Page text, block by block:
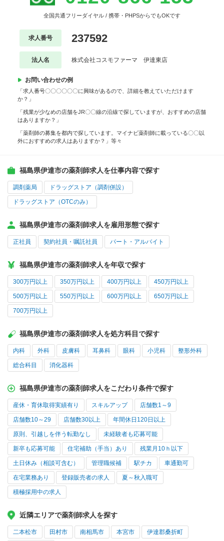
全国共通フリーダイヤル / 携帯・PHPSからでもOKです
求人番号 237592
法人名 株式会社コスモファーマ 伊達東店
お問い合わせの例
「求人番号〇〇〇〇〇〇に興味があるので、詳細を教えていただけます
か？」
「残業が少なめの店舗をJR〇〇線の沿線で探していますが、おすすめの店舗
はありますか？」
「薬剤師の募集を都内で探しています。マイナビ薬剤師に載っている〇〇以
外におすすめの求人はありますか？」等々
福島県伊達市の薬剤師求人を仕事内容で探す
調剤薬局 ドラッグストア（調剤併設）
ドラッグストア（OTCのみ）
福島県伊達市の薬剤師求人を雇用形態で探す
正社員 契約社員・嘱託社員 パート・アルバイト
福島県伊達市の薬剤師求人を年収で探す
300万円以上 350万円以上 400万円以上 450万円以上
500万円以上 550万円以上 600万円以上 650万円以上
700万円以上
福島県伊達市の薬剤師求人を処方科目で探す
内科 外科 皮膚科 耳鼻科 眼科 小児科 整形外科
総合科目 消化器科
福島県伊達市の薬剤師求人をこだわり条件で探す
産休・育休取得実績有り スキルアップ 店舗数1～9
店舗数10～29 店舗数30以上 年間休日120日以上
原則、引越しを伴う転勤なし 未経験者も応募可能
新卒も応募可能 住宅補助（手当）あり 残業月10ｈ以下
土日休み（相談可含む） 管理職候補 駅チカ 車通勤可
在宅業務あり 登録販売者の求人 夏～秋入職可
積極採用中の求人
近隣エリアで薬剤師求人を探す
二本松市 田村市 南相馬市 本宮市 伊達郡桑折町